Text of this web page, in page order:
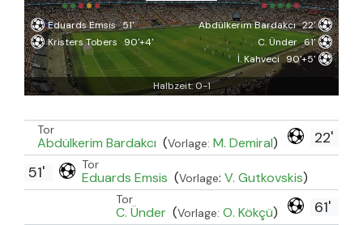
Eduards Emsis 51'
Kristers Tobers 90'+4'
Abdülkerim Bardakcı 22'
C. Ünder 61'
İ. Kahveci 90'+5'
Halbzeit: 0-1
22'
Tor
Abdülkerim Bardakcı (Vorlage: M. Demiral)
Tor
Eduards Emsis (Vorlage: V. Gutkovskis)
51'
61'
Tor
C. Ünder (Vorlage: O. Kökçü)